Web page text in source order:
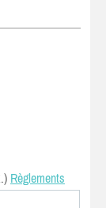
Règlements